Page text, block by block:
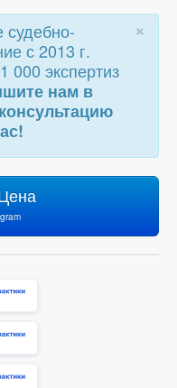
×
с 2013 г.
экспертиз
нам в